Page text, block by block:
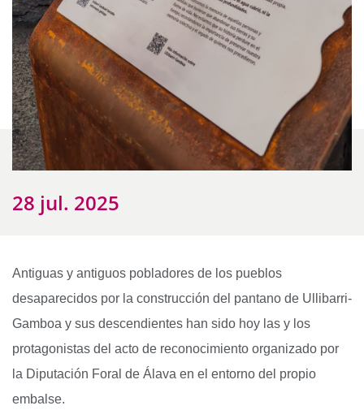
28 jul. 2025
Antiguas y antiguos pobladores de los pueblos
desaparecidos por la construcción del pantano de Ullibarri-
Gamboa y sus descendientes han sido hoy las y los
protagonistas del acto de reconocimiento organizado por
la Diputación Foral de Álava en el entorno del propio
embalse.